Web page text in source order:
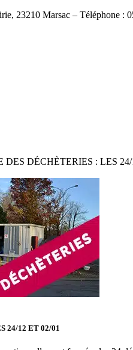
23210 Marsac – Téléphone :
DES DÉCHÈTERIES : LES 24/
24/12 ET 02/01